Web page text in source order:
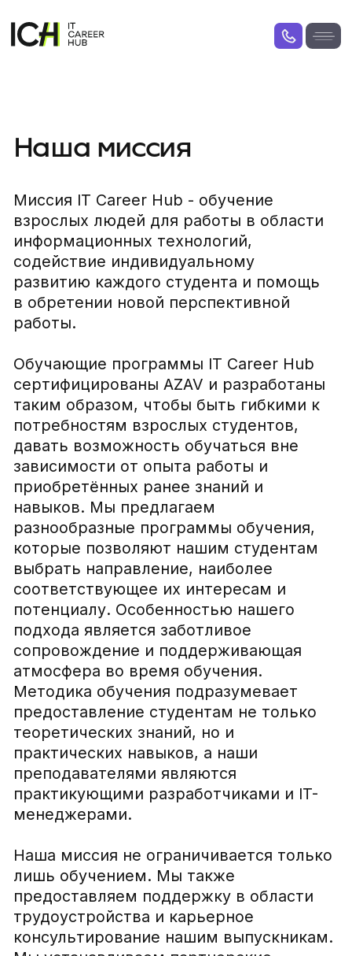
Миссия IT Career Hub - обучение
взрослых людей для работы в области
развитию каждого студента и помощь
в обретении новой перспективной
работы.
Обучающие программы IT Career Hub
сертифицированы AZAV и разработаны
таким образом, чтобы быть гибкими к
потребностям взрослых студентов,
давать возможность обучаться вне
зависимости от опыта работы и
навыков. Мы предлагаем
разнообразные программы обучения,
которые позволяют нашим студентам
выбрать направление, наиболее
соответствующее их интересам и
потенциалу. Особенностью нашего
подхода является заботливое
сопровождение и поддерживающая
атмосфера во время обучения.
Методика обучения подразумевает
предоставление студентам не только
теоретических знаний, но и
практических навыков, а наши
преподавателями являются
практикующими разработчиками иIT-
менеджерами.
Наша миссия не ограничивается только
лишь обучением. Мы также
предоставляем поддержку в области
трудоустройства и карьерное
консультирование нашим выпускникам.
Мы устанавливаем партнерские
отношения с ведущими компаниями
отрасли, чтобы наши студенты имели
возможность получить опыт во время
стажировки, а затем и работу в одной
из таких компаний. Таким образом, мы
создаем мост между образованием и
рынком труда. IT Career Hub помогает
студентам выходить на рынок труда с
реальным практическим опытом, что